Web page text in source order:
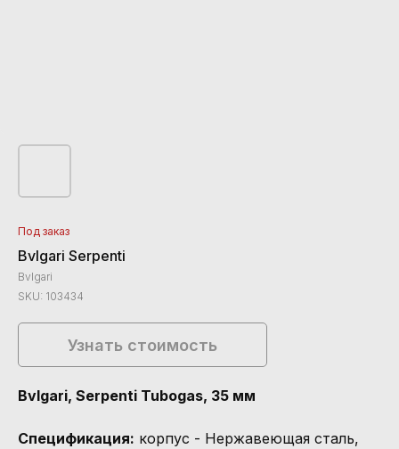
Под заказ
Bvlgari Serpenti
Bvlgari
SKU: 103434
Узнать стоимость
Bvlgari, Serpenti Tubogas, 35 мм
Спецификация: корпус - Нержавеющая сталь,